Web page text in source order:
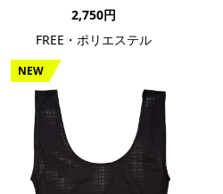
2,750円
FREE・ポリエステル
NEW